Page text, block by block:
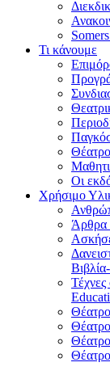
Τι κάνουμε
Οι
Χρήσιμο
Άρθρα